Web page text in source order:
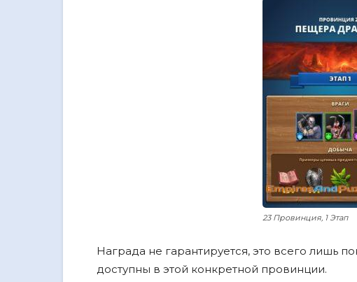
23 Провинция, 1 Этап
Награда не гарантируется, это всего лишь
доступны в этой конкретной провинции.